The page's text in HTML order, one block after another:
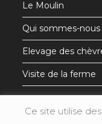
Le Moulin
Qui sommes-nous
Elevage des
Visite de la ferme
Ce site utilise